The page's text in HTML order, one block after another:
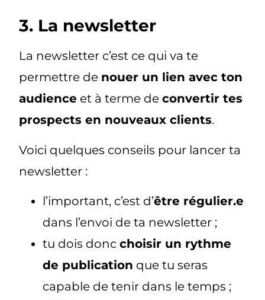
3. La newsletter
La newsletter c’est ce qui va te
permettre de nouer un lien avec ton
audience et à terme deconvertir tes
prospects en nouveaux clients.
Voici quelques conseils pour lancer ta
newsletter :
l’important, c’est d’être régulier.e
dans l’envoi de ta newsletter ;
tu dois doncchoisir un rythme
de publication que tu seras
capable de tenir dans le temps ;